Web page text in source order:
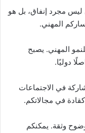
ليس مجرد إنفاق، بل هو
المهني.
المهني. يصبح
دوليًا.
في الاجتماعات
في مجالاتكم.
وثقة. يمكنكم